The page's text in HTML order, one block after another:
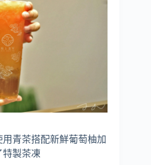
青茶搭配新鮮葡萄柚加
特製茶凍